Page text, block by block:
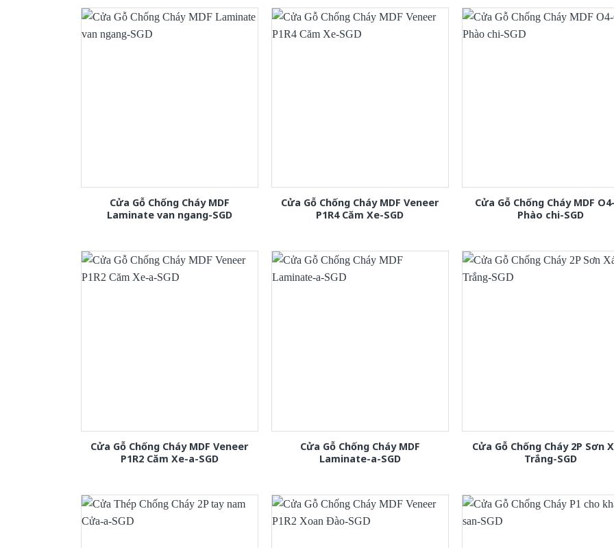
Cửa Gỗ Chống Cháy MDF
Laminate van ngang-SGD
Cửa Gỗ Chống Cháy MDF Veneer
P1R4 Căm Xe-SGD
Cửa Gỗ Chống Cháy MDF
Phào chi-SGD
Cửa Gỗ Chống Cháy MDF Veneer
P1R2 Căm Xe-a-SGD
Cửa Gỗ Chống Cháy MDF
Laminate-a-SGD
Cửa Gỗ Chống Cháy 2P Sơn
Trắng-SGD